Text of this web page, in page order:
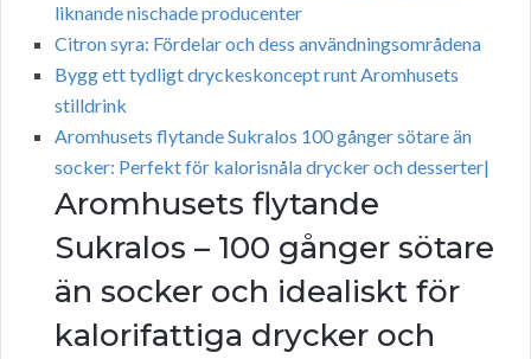
liknande nischade producenter
Citron syra: Fördelar och dess användningsområdena
Bygg ett tydligt dryckeskoncept runt Aromhusets
stilldrink
Aromhusets flytande Sukralos 100 gånger sötare än
socker: Perfekt för kalorisnåla drycker och desserter|
Aromhusets flytande
Sukralos – 100 gånger sötare
än socker och idealiskt för
kalorifattiga drycker och